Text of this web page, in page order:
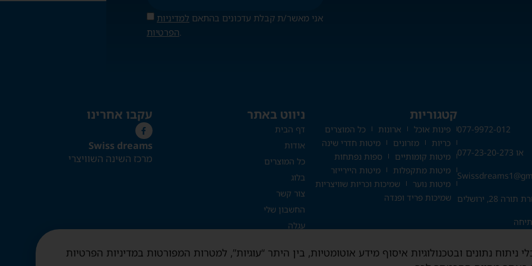
אני מאשר/ת קבלת עדכונים בהתאם למדיניות
הפרטיות
077-9972-012
או 077-23-20-273
28, ירושלים
מראש בלבד
קטגוריות
כל המוצרים ארונות
פינות אוכל
מיטות חדרי שינה
מזרונים
כריות
ספות נפתחות
מיטות קומותיים
מיטות היירייזר
מיטות מתקפלות
שמיכות וכריות שוויצריות
מיטות נוער
שמיכות פריד ופנדה
ניווט באתר
דף הבית
אודות
כל המוצרים
בלוג
צור קשר
החשבון שלי
עגלה
מדיניות פרטיות
עקבו אחרינו
Swiss dreams
מרכז השינה השוויצרי
נתונים ובטכנולוגיות איסוף מידע אוטומטיות, בין היתר “עוגיות”, למטרות המפורטות במדיניות הפרטיות